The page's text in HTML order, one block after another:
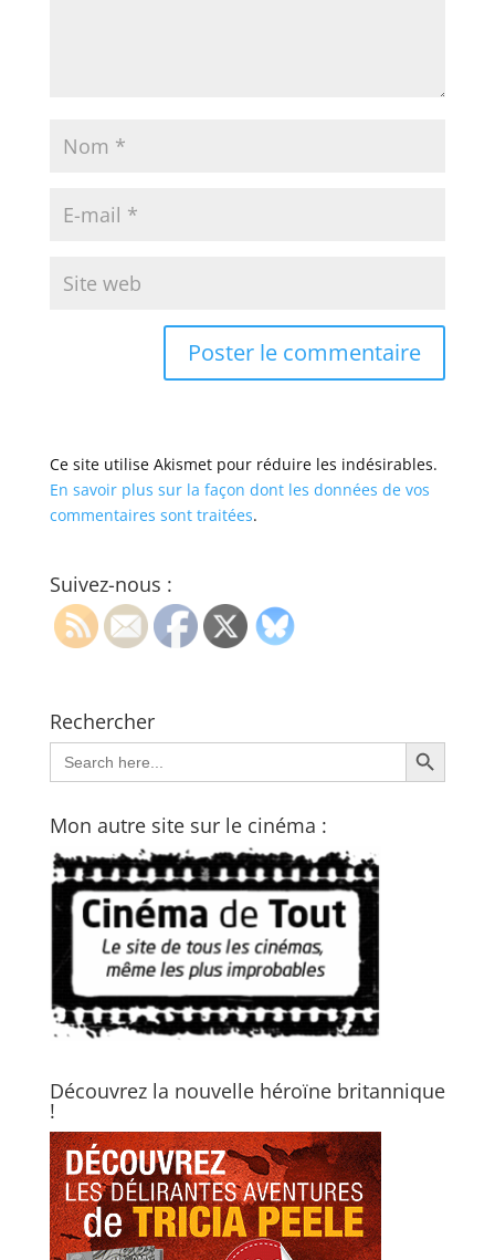
Ce site utilise Akismet pour réduire les indésirables.
En savoir plus sur la façon dont les données de vos
commentaires sont traitées.
Suivez-nous :
Rechercher
Search
for:
Search Button
Mon autre site sur le cinéma :
Découvrez la nouvelle héroïne britannique
!